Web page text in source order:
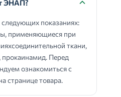
ЭНАП?
показаниях:
применяющиеся при
ткани,
прокаинамид. Перед
ознакомиться с
странице товара.